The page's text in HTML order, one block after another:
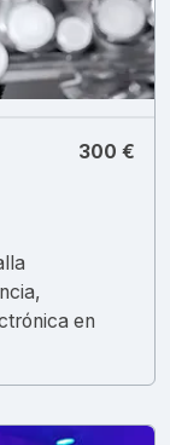
300 €
en